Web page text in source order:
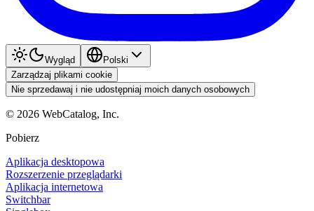
Wygląd
Polski
Zarządzaj plikami cookie
Nie sprzedawaj i nie udostępniaj moich danych osobowych
© 2026 WebCatalog, Inc.
Pobierz
Aplikacja desktopowa
Rozszerzenie przeglądarki
Aplikacja internetowa
Switchbar